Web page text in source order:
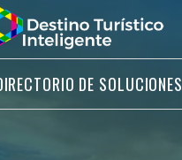
DE SOLUCIONES